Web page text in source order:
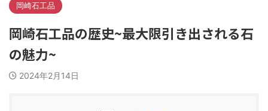
岡崎石工品
岡崎石工品の歴史~最大限引き出される石
の魅力~
2024年2月14日